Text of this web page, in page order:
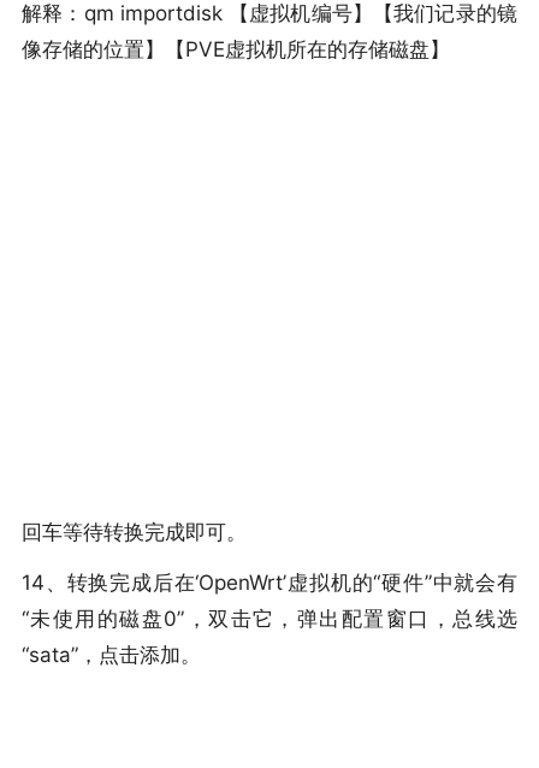
解释：qm importdisk 【虚拟机编号】【我们记录的镜
像存储的位置】【PVE虚拟机所在的存储磁盘】
回车等待转换完成即可。
14、转换完成后在‘OpenWrt’虚拟机的“硬件”中就会有
“未使用的磁盘0”，双击它，弹出配置窗口，总线选
“sata”，点击添加。